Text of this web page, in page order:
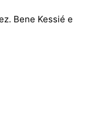
Bene Kessié e